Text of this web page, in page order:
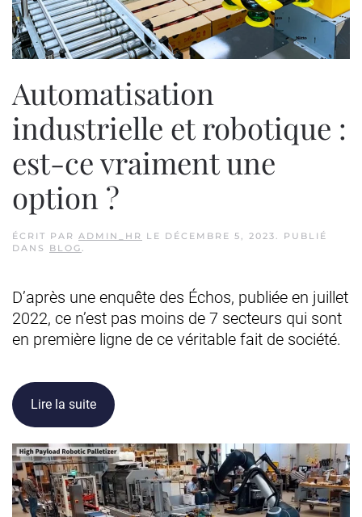
Automatisation
industrielle et robotique :
est-ce vraiment une
option ?
ÉCRIT PAR ADMIN_HR LE DÉCEMBRE 5, 2023
. PUBLIÉ
DANS BLOG
D’après une enquête des Échos, publiée en juillet
2022, ce n’est pas moins de 7 secteurs qui sont
en première ligne de ce véritable fait de société.
Lire la suite